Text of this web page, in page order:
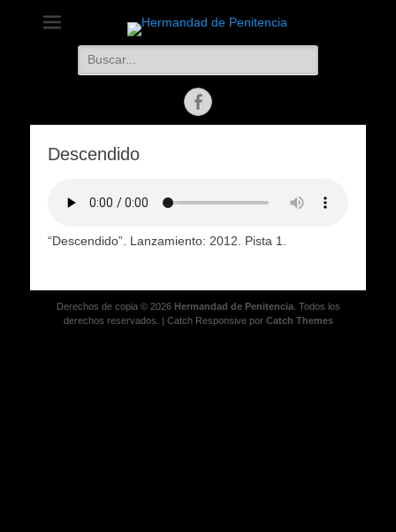
Hermandad de
Capas Pardas, Zamora
Buscar:
Facebook
Descendido
“Descendido”. Lanzamiento: 2012. Pista 1.
Derechos de copia © 2026 Hermandad de Penitencia. Todos los
derechos reservados. | Catch Responsive por Catch Themes